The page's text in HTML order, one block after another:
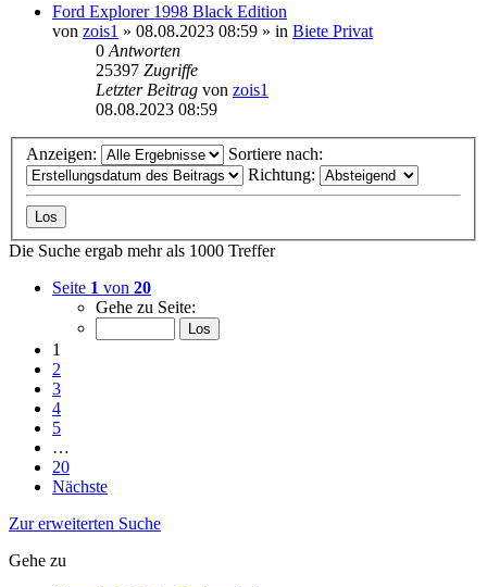
Ford Explorer 1998 Black Edition
von zois1 » 08.08.2023 08:59 » in Biete Privat
0 Antworten
25397 Zugriffe
Letzter Beitrag von zois1
08.08.2023 08:59
Anzeigen:
Sortiere nach:
Richtung:
Die Suche ergab mehr als 1000 Treffer
Seite 1 von 20
Gehe zu Seite:
1
2
3
4
5
…
20
Nächste
Zur erweiterten Suche
Gehe zu